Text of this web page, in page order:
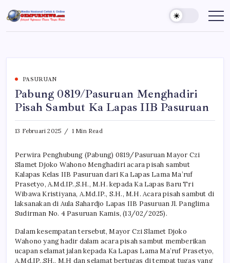
to
content
Gempur
News
Jelajah
Dunia
PASURUAN
Pabung 0819/Pasuruan Menghadiri
Pisah Sambut Ka Lapas IIB Pasuruan
13 Februari 2025 1 Min Read
Perwira Penghubung (Pabung) 0819/Pasuruan Mayor Czi
Slamet Djoko Wahono Menghadiri acara pisah sambut
Kalapas Kelas IIB Pasuruan dari Ka Lapas Lama Ma’ruf
Prasetyo, A.Md.IP.,S.H., M.H. kepada Ka Lapas Baru Tri
Wibawa Kristiyana, A.Md.IP., S.H., M.H. Acara pisah sambut di
laksanakan di Aula Sahardjo Lapas IIB Pasuruan Jl. Panglima
Sudirman No. 4 Pasuruan Kamis, (13/02/2025).
Dalam kesempatan tersebut, Mayor Czi Slamet Djoko
Wahono yang hadir dalam acara pisah sambut memberikan
ucapan selamat jalan kepada Ka Lapas Lama Ma’ruf Prasetyo,
A.Md.IP.,SH., M.H dan selamat bertugas di tempat tugas yang